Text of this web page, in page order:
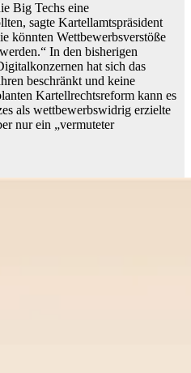
Big Techs eine
sagte Kartellamtspräsident
könnten Wettbewerbsverstöße
In den bisherigen
hat sich das
beschränkt und keine
Kartellrechtsreform kann es
als wettbewerbswidrig erzielte
nur ein „vermuteter